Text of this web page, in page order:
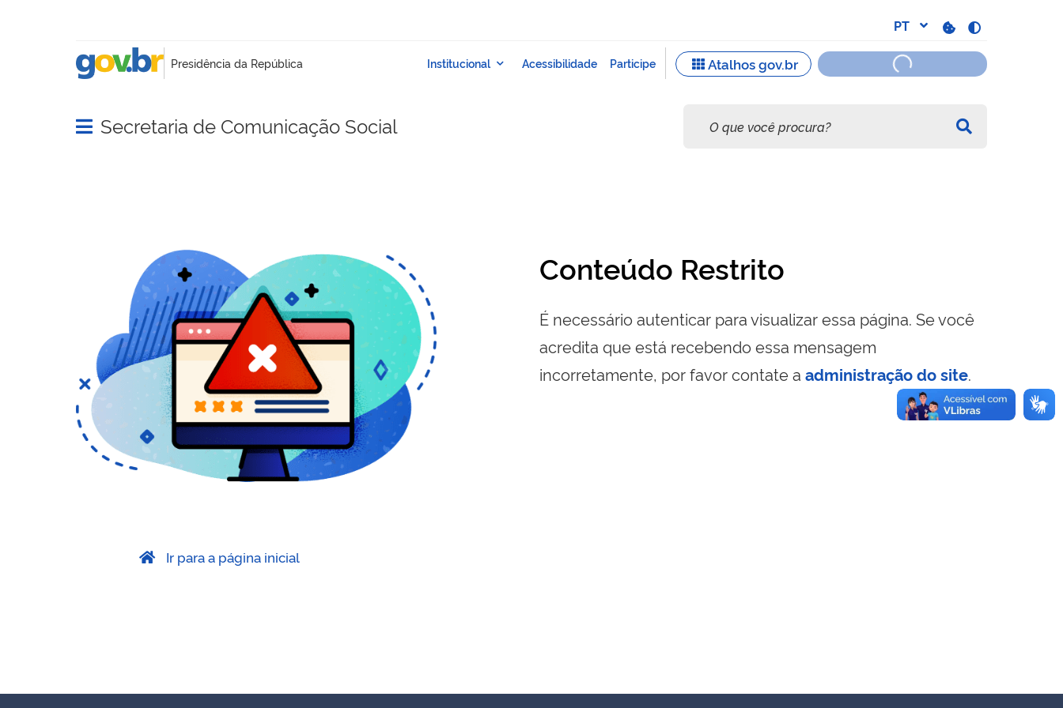
Abrir menu principal de navegação
Secretaria de Comunicação Social
Conteúdo Restrito
É necessário autenticar para visualizar essa página. Se você
acredita que está recebendo essa mensagem
incorretamente, por favor contate a administração do site.
Ir para a página inicial